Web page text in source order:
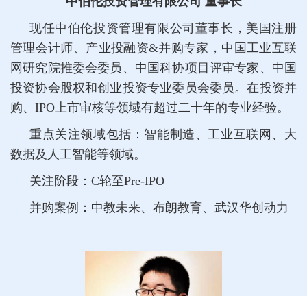
现任中伯伦投资管理有限公司董事长，美国注册
管理会计师、产业投融资&并购专家，中国工业互联
网研究院推委会委员、中国科协项目评审专家、中国
投资协会股权和创业投资专业委员会委员。在投资并
购、IPO上市审核等领域有超过二十年的专业经验。
重点关注领域包括：智能制造、工业互联网、大
数据及人工智能等领域。
关注阶段：C轮至Pre-IPO
并购案例：中教未来、布朗教育、武汉华创动力